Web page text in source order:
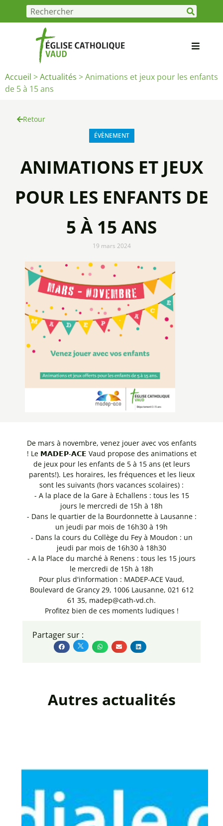
Accueil >Actualités >Animations et jeux pour les enfants
de 5 à 15 ans
Retour
ÉVÈNEMENT
ANIMATIONS ET JEUX
POUR LES ENFANTS DE
5 À 15 ANS
19 mars 2024
De mars à novembre, venez jouer avec vos enfants
! Le 𝗠𝗔𝗗𝗘𝗣-𝗔𝗖𝗘 Vaud propose des animations et
de jeux pour les enfants de 5 à 15 ans (et leurs
parents!). Les horaires, les fréquences et les lieux
sont les suivants (hors vacances scolaires) :
- A la place de la Gare à Echallens : tous les 15
jours le mercredi de 15h à 18h
- Dans le quartier de la Bourdonnette à Lausanne :
un jeudi par mois de 16h30 à 19h
- Dans la cours du Collège du Fey à Moudon : un
jeudi par mois de 16h30 à 18h30
- A la Place du marché à Renens : tous les 15 jours
le mercredi de 15h à 18h
Pour plus d'information : MADEP-ACE Vaud,
Boulevard de Grancy 29, 1006 Lausanne, 021 612
61 35, madep@cath-vd.ch.
Profitez bien de ces moments ludiques !
Partager sur :
Autres actualités